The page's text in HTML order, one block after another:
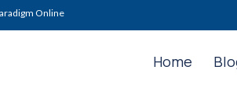
Online
Home